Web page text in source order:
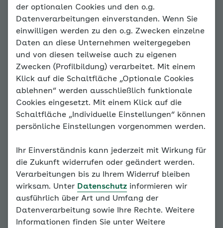
Dr. Hildegard Goletz
und Ansprüche sind uns nicht bewusst.
Dennoch beeinflussen sie oft unser
Verhalten und unsere Gefühle. Der erste
Schritt hin zur Veränderung solcher
Einstellungen besteht darin, diese
der optionalen Cookies und den o.g.
Datenverarbeitungen einverstanden. Wenn Sie
einwilligen werden zu den o.g. Zwecken einzelne
Daten an diese Unternehmen weitergegeben
und von diesen teilweise auch zu eigenen
Zwecken (Profilbildung) verarbeitet. Mit einem
Klick auf die Schaltfläche „Optionale Cookies
ablehnen“ werden ausschließlich funktionale
Cookies eingesetzt. Mit einem Klick auf die
Schaltfläche „Individuelle Einstellungen“ können
persönliche Einstellungen vorgenommen werden.
Ihr Einverständnis kann jederzeit mit Wirkung für
die Zukunft widerrufen oder geändert werden.
Verarbeitungen bis zu Ihrem Widerruf bleiben
wirksam. Unter Datenschutz informieren wir
ausführlich über Art und Umfang der
Datenverarbeitung sowie Ihre Rechte. Weitere
Informationen finden Sie unter Weitere